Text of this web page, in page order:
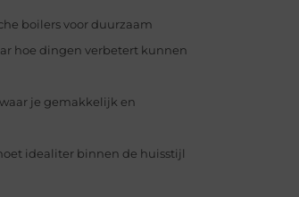
boilers voor duurzaam
hoe dingen verbetert kunnen
je gemakkelijk en
idealiter binnen de huisstijl